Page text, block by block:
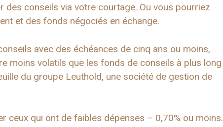
des conseils via votre courtage. Ou vous pourriez
et des fonds négociés en échange.
avec des échéances de cinq ans ou moins,
moins volatils que les fonds de conseils à plus long
du groupe Leuthold, une société de gestion de
ceux qui ont de faibles dépenses – 0,70% ou moins.